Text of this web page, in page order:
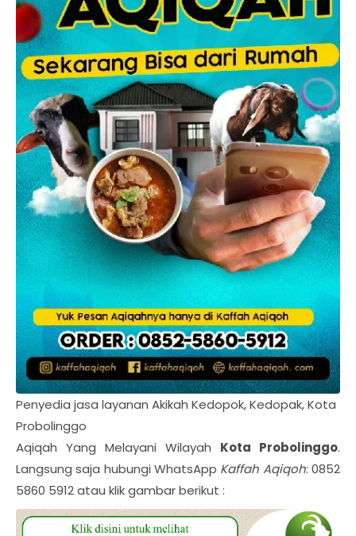
Penyedia jasa layanan Akikah Kedopok, Kedopak, Kota
Probolinggo
Aqiqah Yang Melayani Wilayah Kota Probolinggo.
Langsung saja hubungi WhatsApp Kaffah Aqiqoh: 0852
5860 5912 atau klik gambar berikut :